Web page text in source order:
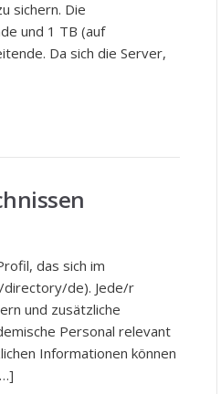
sichern. Die
und 1 TB (auf
Da sich die Server,
das sich im
de). Jede/r
und zusätzliche
Personal relevant
Informationen können